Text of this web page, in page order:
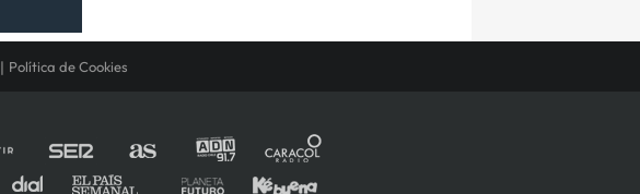
Política de Cookies